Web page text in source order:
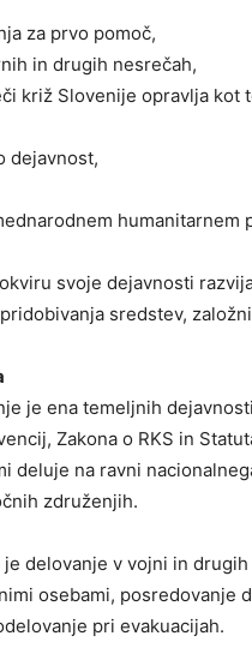
za prvo pomoč,
in drugih nesrečah,
križ Slovenije opravlja kot
dejavnost,
humanitarnem
svoje dejavnosti
sredstev,
je ena temeljnih
Zakona o RKS in
deluje na ravni
združenjih.
je delovanje v vojni in
osebami, posredovanje
pri evakuacijah.